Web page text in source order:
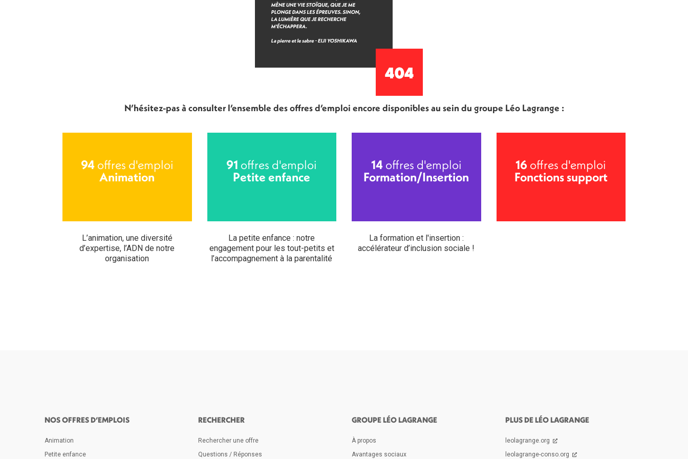
N’hésitez-pas à consulter l’ensemble des offres d’emploi encore disponibles au sein du groupe Léo Lagrange :
94offres d'emploi
Animation
L’animation, une diversité
d’expertise, l’ADN de notre
organisation
91 offres d'emploi
Petite enfance
La petite enfance : notre
engagement pour les tout-petits et
l’accompagnement à la parentalité
14offres d'emploi
Formation/Insertion
La formation et l'insertion :
accélérateur d’inclusion sociale !
16 offres d'emploi
Fonctions support
NOS OFFRES D’EMPLOIS
Animation
Petite enfance
RECHERCHER
Rechercher une offre
Questions / Réponses
GROUPE LÉO LAGRANGE
À propos
Avantages sociaux
PLUS DE LÉO LAGRANGE
leolagrange.org
leolagrange-conso.org